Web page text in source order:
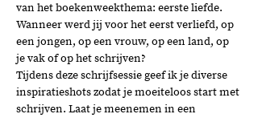
van het boekenweekthema: eerste liefde.
Wanneer werd jij voor het eerst verliefd, op
een jongen, op een vrouw, op een land, op
je vak of op het schrijven?
Tijdens deze schrijfsessie geef ik je diverse
inspiratieshots zodat je moeiteloos start met
schrijven. Laat je meenemen in een